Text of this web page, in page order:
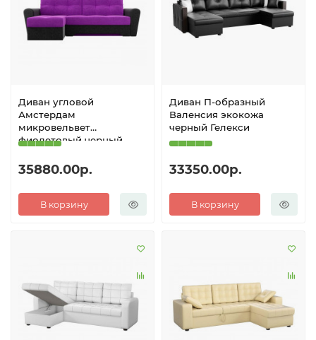
Диван угловой
Амстердам
микровельвет
фиолетовый черный
35880.00р.
В корзину
Диван П-образный
Валенсия экокожа
черный Гелекси
33350.00р.
В корзину